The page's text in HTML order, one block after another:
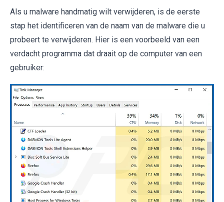
Als u malware handmatig wilt verwijderen, is de eerste
stap het identificeren van de naam van de malware die u
probeert te verwijderen. Hier is een voorbeeld van een
verdacht programma dat draait op de computer van een
gebruiker: